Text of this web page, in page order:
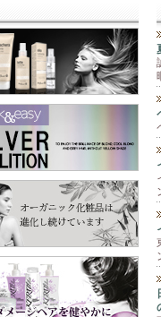
手につけると泡が
なくなって水々し
くてとても手がし
っとり艶々に🫶 そ
して爪もピカピカ
✨💅 手肌が痛む前
に守ってくれます
😉 これ一本で『保
護と保湿』の両方
が出来るので一年
中使えます😊 お顔
以外の乾燥が気に
なる所にも使えま
ペーパーを扱う業
務作業、指先を使
う細かい作業な
ど、手を使うあら